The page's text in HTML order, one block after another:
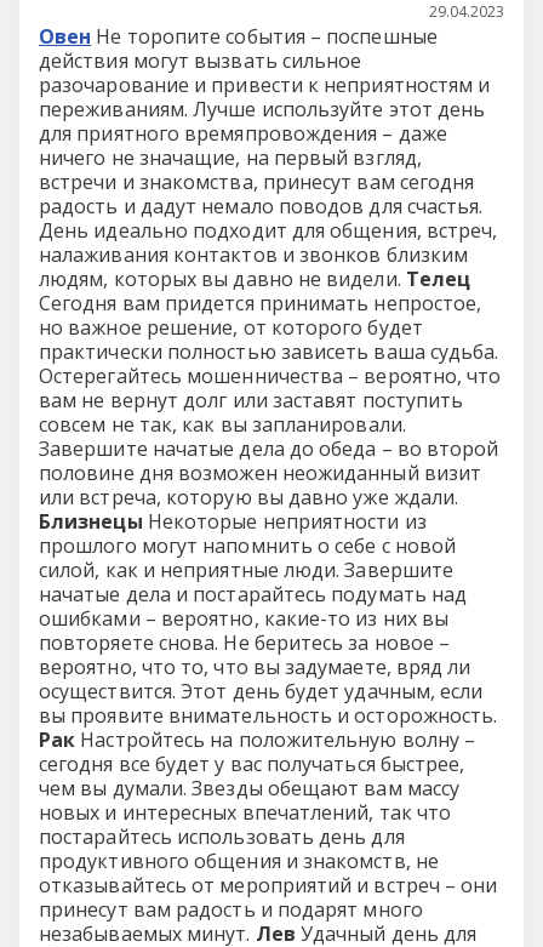
29.04.2023
Овен Не торопите события – поспешные
действия могут вызвать сильное
разочарование и привести к неприятностям и
переживаниям. Лучше используйте этот день
для приятного времяпровождения – даже
ничего не значащие, на первый взгляд,
встречи и знакомства, принесут вам сегодня
радость и дадут немало поводов для счастья.
День идеально подходит для общения, встреч,
налаживания контактов и звонков близким
людям, которых вы давно не видели. Телец
Сегодня вам придется принимать непростое,
но важное решение, от которого будет
практически полностью зависеть ваша судьба.
Остерегайтесь мошенничества – вероятно, что
вам не вернут долг или заставят поступить
совсем не так, как вы запланировали.
Завершите начатые дела до обеда – во второй
половине дня возможен неожиданный визит
или встреча, которую вы давно уже ждали.
Близнецы Некоторые неприятности из
прошлого могут напомнить о себе с новой
силой, как и неприятные люди. Завершите
начатые дела и постарайтесь подумать над
ошибками – вероятно, какие-то из них вы
повторяете снова. Не беритесь за новое –
вероятно, что то, что вы задумаете, вряд ли
осуществится. Этот день будет удачным, если
вы проявите внимательность и осторожность.
Рак Настройтесь на положительную волну –
сегодня все будет у вас получаться быстрее,
чем вы думали. Звезды обещают вам массу
новых и интересных впечатлений, так что
постарайтесь использовать день для
продуктивного общения и знакомств, не
отказывайтесь от мероприятий и встреч – они
принесут вам радость и подарят много
незабываемых минут. Лев Удачный день для